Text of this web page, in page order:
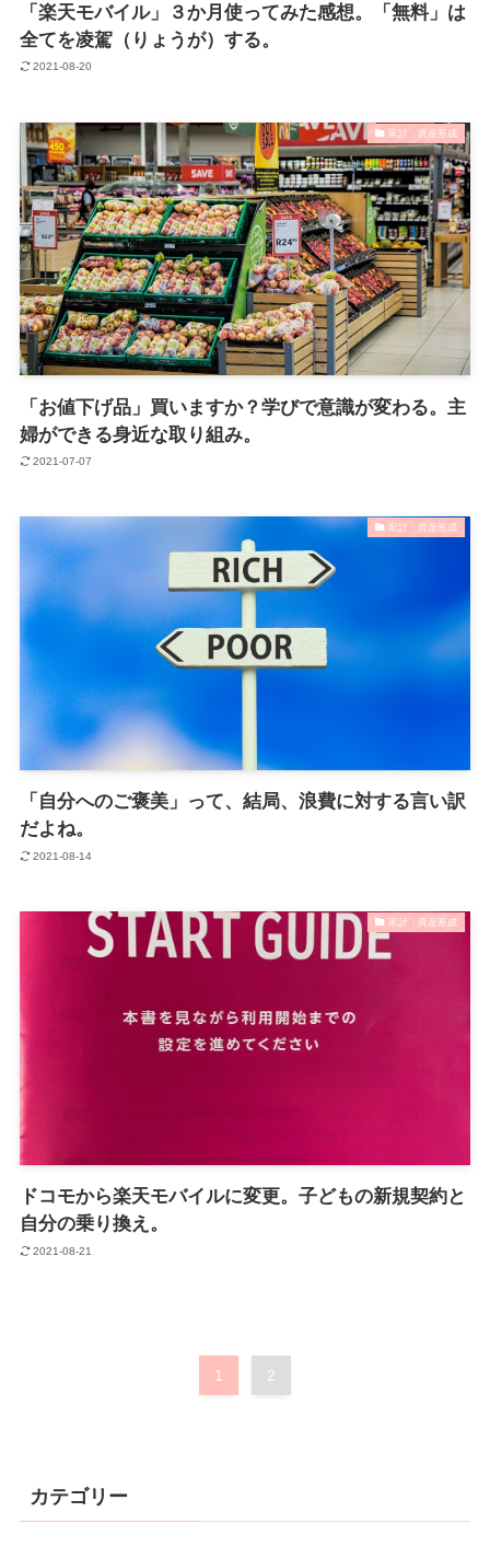
「楽天モバイル」３か月使ってみた感想。「無料」は
全てを凌駕（りょうが）する。
2021-08-20
家計・資産形成
「お値下げ品」買いますか？学びで意識が変わる。主
婦ができる身近な取り組み。
2021-07-07
家計・資産形成
「自分へのご褒美」って、結局、浪費に対する言い訳
だよね。
2021-08-14
家計・資産形成
ドコモから楽天モバイルに変更。子どもの新規契約と
自分の乗り換え。
2021-08-21
1 2
カテゴリー